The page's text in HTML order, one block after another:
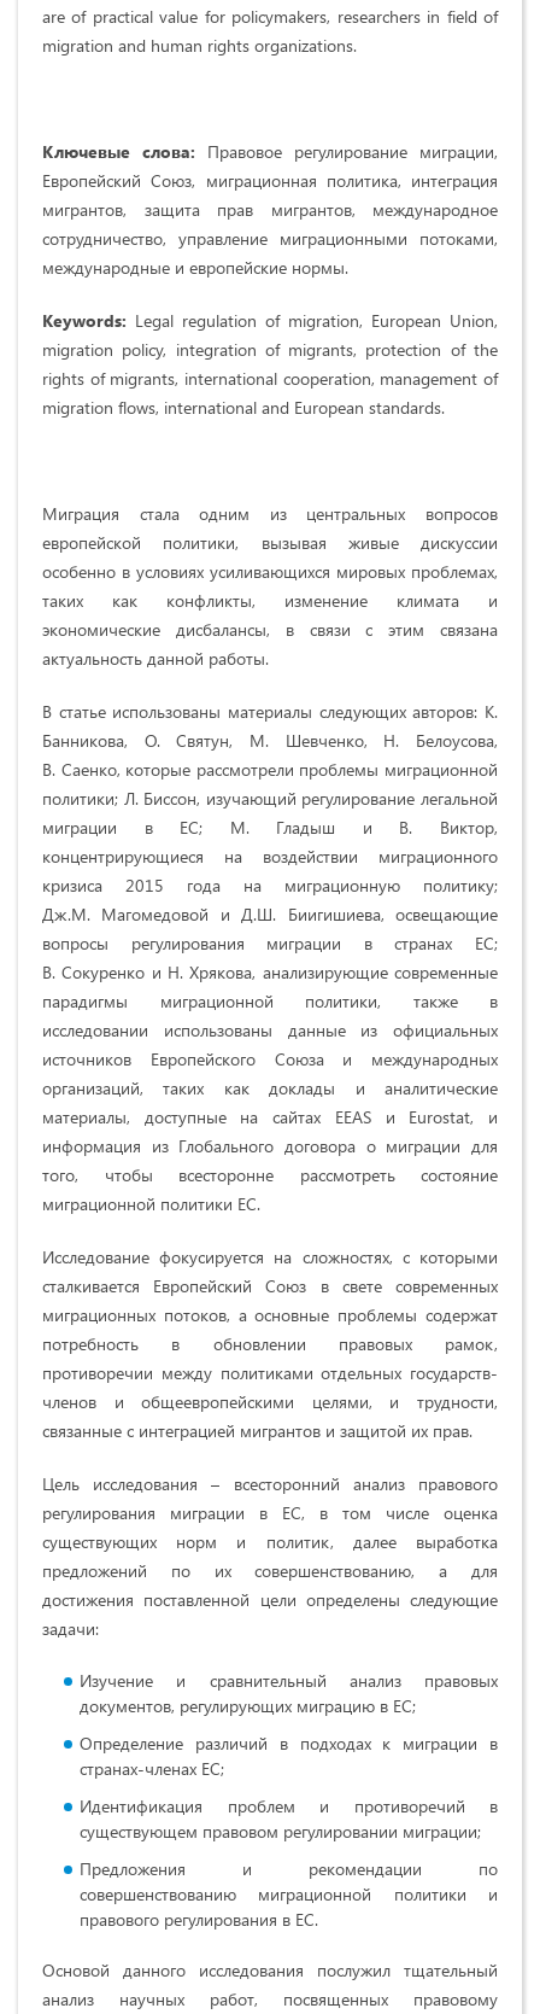
are of practical value for policymakers, researchers in field of
migration and human rights organizations.
Ключевые слова: Правовое регулирование миграции,
Европейский Союз, миграционная политика, интеграция
мигрантов, защита прав мигрантов, международное
сотрудничество, управление миграционными потоками,
международные и европейские нормы.
Keywords: Legal regulation of migration, European Union,
migration policy, integration of migrants, protection of the
rights of migrants, international cooperation, management of
migration flows, international and European standards.
Миграция стала одним из центральных вопросов
европейской политики, вызывая живые дискуссии
особенно в условиях усиливающихся мировых проблемах,
таких как конфликты, изменение климата и
экономические дисбалансы, в связи с этим связана
актуальность данной работы.
В статье использованы материалы следующих авторов: К.
Банникова, О. Святун, М. Шевченко, Н. Белоусова,
В. Саенко, которые рассмотрели проблемы миграционной
политики; Л. Биссон, изучающий регулирование легальной
миграции в ЕС; М. Гладыш и В. Виктор,
концентрирующиеся на воздействии миграционного
кризиса 2015 года на миграционную политику;
Дж.М. Магомедовой и Д.Ш. Биигишиева, освещающие
вопросы регулирования миграции в странах ЕС;
В. Сокуренко и Н. Хрякова, анализирующие современные
парадигмы миграционной политики, также в
исследовании использованы данные из официальных
источников Европейского Союза и международных
организаций, таких как доклады и аналитические
материалы, доступные на сайтах EEAS и Eurostat, и
информация из Глобального договора о миграции для
того, чтобы всесторонне рассмотреть состояние
миграционной политики ЕС.
Исследование фокусируется на сложностях, с которыми
сталкивается Европейский Союз в свете современных
миграционных потоков, а основные проблемы содержат
потребность в обновлении правовых рамок,
противоречии между политиками отдельных государств-
членов и общеевропейскими целями, и трудности,
связанные с интеграцией мигрантов и защитой их прав.
Цель исследования – всесторонний анализ правового
регулирования миграции в ЕС, в том числе оценка
существующих норм и политик, далее выработка
предложений по их совершенствованию, а для
достижения поставленной цели определены следующие
задачи:
Изучение и сравнительный анализ правовых
документов, регулирующих миграцию в ЕС;
Определение различий в подходах к миграции в
странах-членах ЕС;
Идентификация проблем и противоречий в
существующем правовом регулировании миграции;
Предложения и рекомендации по
совершенствованию миграционной политики и
правового регулирования в ЕС.
Основой данного исследования послужил тщательный
анализ научных работ, посвященных правовому